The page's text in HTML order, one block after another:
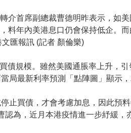
介首席副總裁曹德明昨表示，如
料年內美港息口仍會保持低企。
匯報訊 (記者 顏倫樂)
規模。雖然美國通脹率上升，
局最新利率預測「點陣圖」顯示，
買債，才會考慮加息，因此預
為，近月本港疫情進一步紓緩